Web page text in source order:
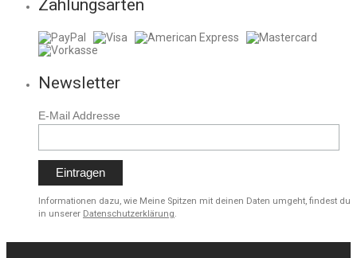
Zahlungsarten
Newsletter
E-Mail Addresse
Informationen dazu, wie Meine Spitzen mit deinen Daten umgeht, findest du
in unserer Datenschutzerklärung.